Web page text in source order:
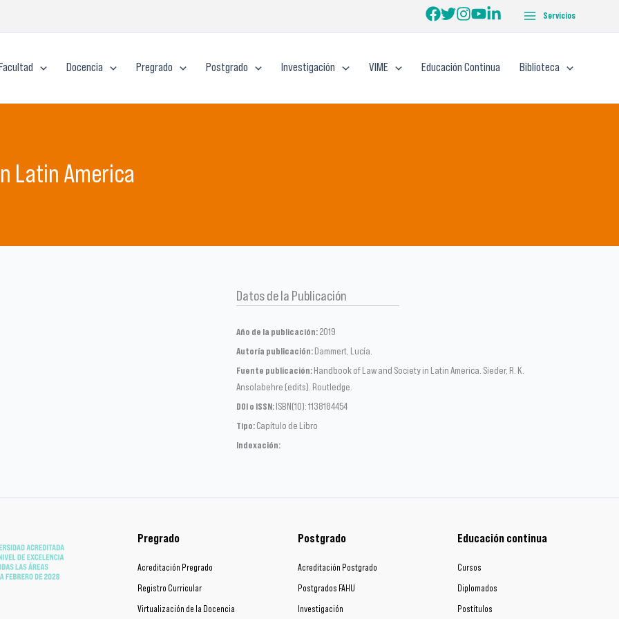
Servicios
Docencia Pregrado Postgrado Investigación VIME Educación Continua Biblioteca
Latin America
Datos de la Publicación
Año de la publicación:2019
Autoría publicación:Dammert, Lucía.
Fuente publicación:Handbook of Law and Society in Latin America. Sieder, R. K.
Ansolabehre (edits). Routledge.
DOI o ISSN:ISBN(10): 1138184454
Tipo:Capítulo de Libro
Indexación:
Pregrado
Acreditación Pregrado
Registro Curricular
Virtualización de la Docencia
Postgrado
Acreditación Postgrado
Postgrados FAHU
Investigación
Educación continua
Cursos
Diplomados
Postítulos